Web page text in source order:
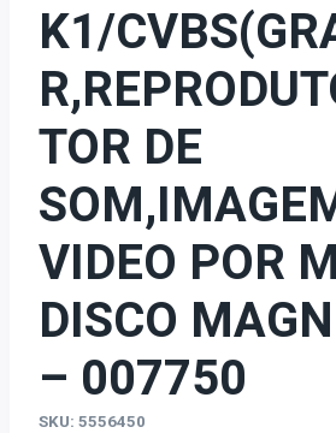
K1/
TOR DE
VIDEO POR
DISCO
– 007750
SKU: 5556450